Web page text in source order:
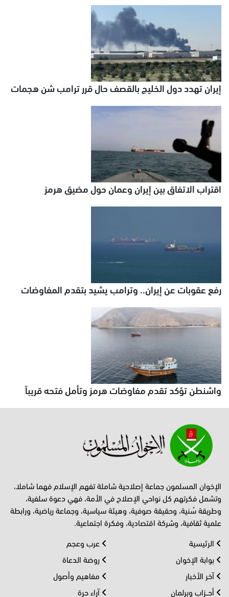
إيران تهدد دول الخليج بالقصف حال قرر ترامب شن هجمات
اقتراب الاتفاق بين إيران وعمان حول مضيق هرمز
رفع عقوبات عن إيران.. وترامب يشيد بتقدم المفاوضات
واشنطن تؤكد تقدم مفاوضات هرمز وتأمل فتحه قريباً
الإخوان المسلمون جماعة إصلاحية شاملة تفهم الإسلام فهما شاملا،
وتشمل فكرتهم كل نواحي الإصلاح في الأمة، فهي دعوة سلفية،
وطريقة سُنية، وحقيقة صوفية، وهيئة سياسية، وجماعة رياضية، ورابطة
علمية ثقافية، وشركة اقتصادية، وفكرة اجتماعية.
الرئيسية
بوابة الإخوان
آخر الأخبار
أحــزاب وبرلمان
عرب وعجم
روضة الدعاة
مفاهيم وأصول
آراء حرة